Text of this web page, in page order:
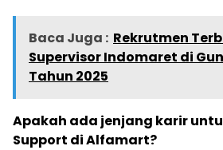
Baca Juga : Rekrutmen
Supervisor Indomaret di
Tahun 2025
Apakah ada jenjang karir
Support di Alfamart?